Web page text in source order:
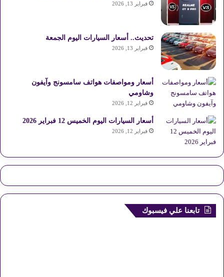
فبراير 13, 2026
تحديث.. أسعار السيارات اليوم الجمعة
فبراير 13, 2026
أسعار ومواصفات هواتف سامسونج وآيفون
وشاومي
فبراير 12, 2026
أسعار السيارات اليوم الخميس 12 فبراير 2026
فبراير 12, 2026
تابعنا علي فيسبوك